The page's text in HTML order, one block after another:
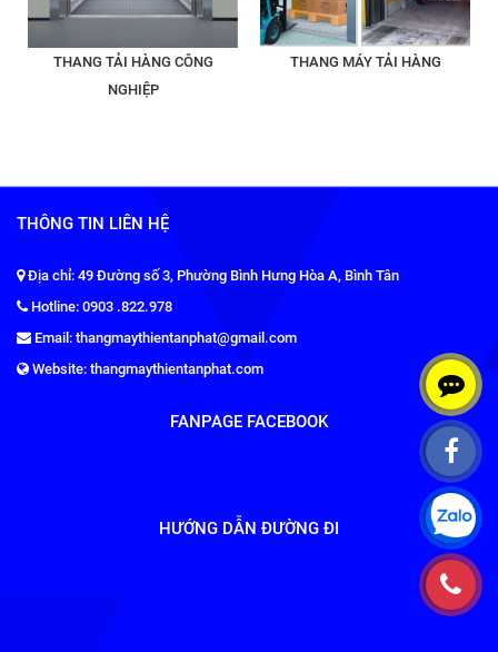
THANG TẢI HÀNG CÔNG
NGHIỆP
THANG MÁY TẢI HÀNG
THÔNG TIN LIÊN HỆ
Địa chỉ: 49 Đường số 3, Phường Bình Hưng Hòa A, Bình Tân
Hotline: 0903 .822.978
Email: thangmaythientanphat@gmail.com
Website: thangmaythientanphat.com
FANPAGE FACEBOOK
HƯỚNG DẪN ĐƯỜNG ĐI